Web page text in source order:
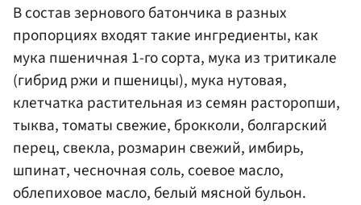
В состав зернового батончика в разных
пропорциях входят такие ингредиенты, как
мука пшеничная 1-го сорта, мука из тритикале
(гибрид ржи и пшеницы), мука нутовая,
клетчатка растительная из семян расторопши,
тыква, томаты свежие, брокколи, болгарский
перец, свекла, розмарин свежий, имбирь,
шпинат, чесночная соль, соевое масло,
облепиховое масло, белый мясной бульон.